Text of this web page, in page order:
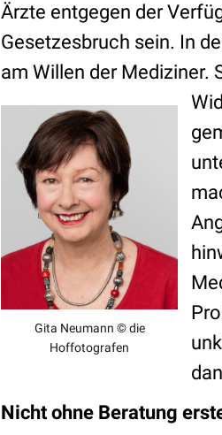
Ärzte entgegen der
Gesetzesbruch sein. In
am Willen der Mediziner.
Gita Neumann © die
Hoffotografen
Nicht ohne Beratung